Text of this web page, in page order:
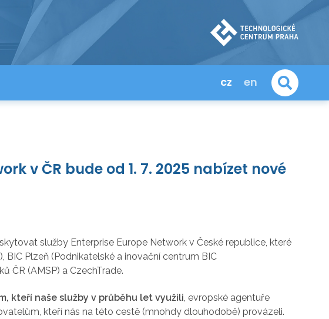
cz en
v ČR bude od 1. 7. 2025 nabízet nové
služby Enterprise Europe Network v České republice, které
Plzeň (Podnikatelské a inovační centrum BIC
ČR (AMSP) a CzechTrade.
kteří naše služby v průběhu let využili, evropské agentuře
kteří nás na této cestě (mnohdy dlouhodobě) provázeli.